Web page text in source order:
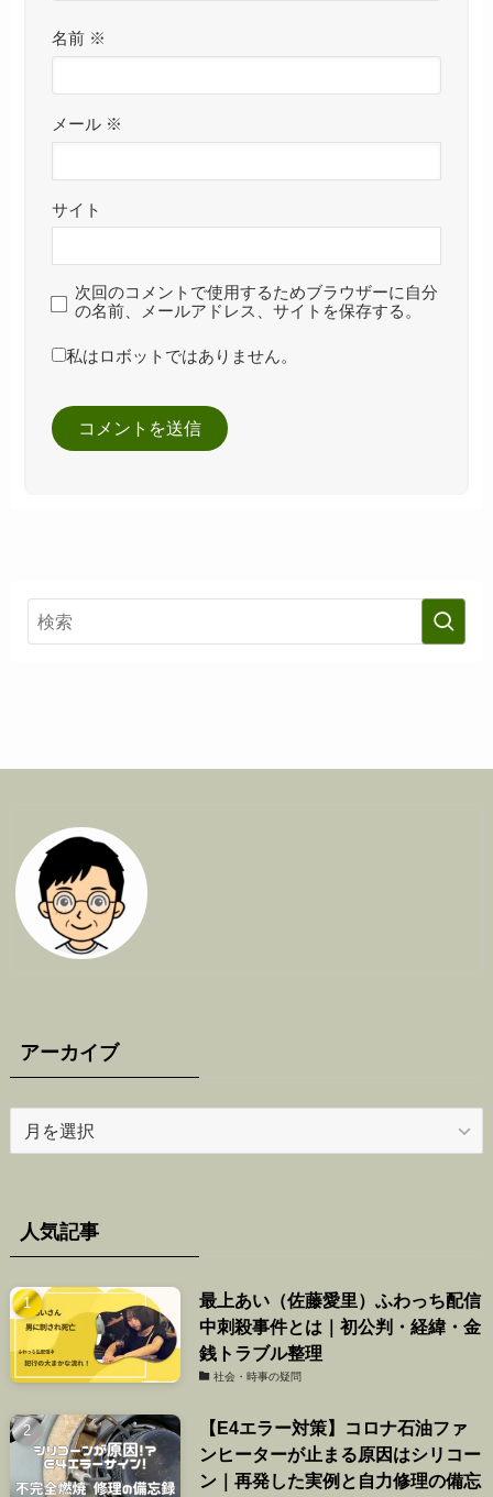
名前 ※
メール ※
サイト
次回のコメントで使用するためブラウザーに自分
の名前、メールアドレス、サイトを保存する。
私はロボットではありません。
アーカイブ
ブ人気記事
最上あい（佐藤愛里）ふわっち配信
中刺殺事件とは｜初公判・経緯・金
銭トラブル整理
社会・時事の疑問
【E4エラー対策】コロナ石油ファ
ンヒーターが止まる原因はシリコー
ン｜再発した実例と自力修理の備忘